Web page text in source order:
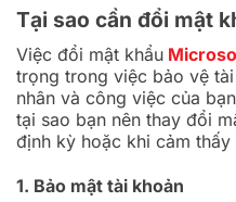
Tại sao cần đổi mật
Việc đổi mật khẩu
trọng trong việc bảo vệ
nhân và công việc của
tại sao bạn nên thay đổi
định kỳ hoặc khi cảm thấy
1. Bảo mật tài khoản